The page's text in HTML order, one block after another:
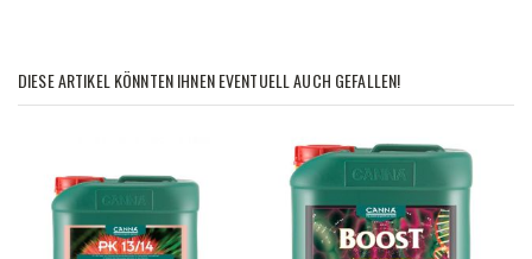
DIESE ARTIKEL KÖNNTEN IHNEN EVENTUELL AUCH GEFALLEN!